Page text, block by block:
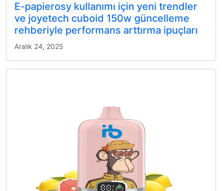
E-papierosy kullanımı için yeni trendler
ve joyetech cuboid 150w güncelleme
rehberiyle performans arttırma ipuçları
Aralık 24, 2025